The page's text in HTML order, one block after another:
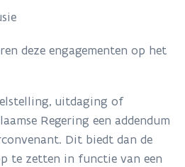
deze engagementen op het
uitdaging of
Regering een addendum
Dit biedt dan de
te zetten in functie van een